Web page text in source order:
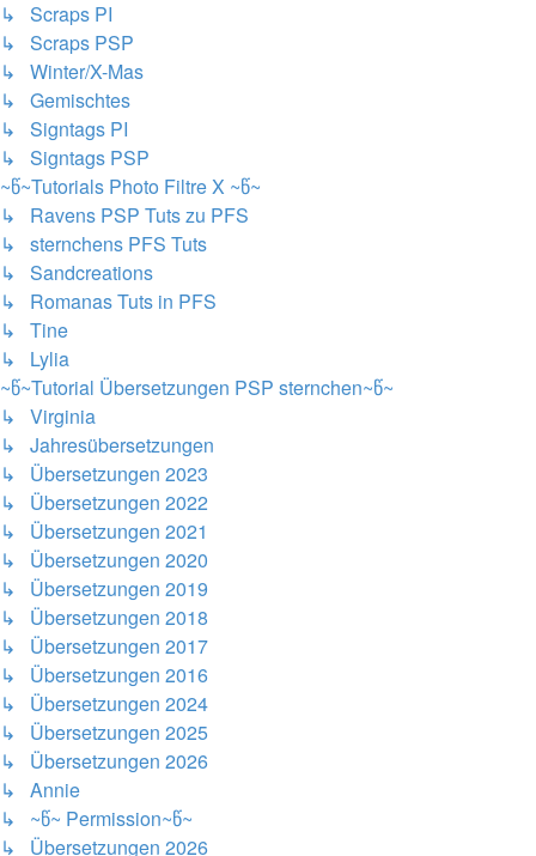
↳ Scraps PI
↳ Scraps PSP
↳ Winter/X-Mas
↳ Gemischtes
↳ Signtags PI
↳ Signtags PSP
~წ~Tutorials Photo Filtre X ~წ~
↳ Ravens PSP Tuts zu PFS
↳ sternchens PFS Tuts
↳ Sandcreations
↳ Romanas Tuts in PFS
↳ Tine
↳ Lylia
~წ~Tutorial Übersetzungen PSP sternchen~წ~
↳ Virginia
↳ Jahresübersetzungen
↳ Übersetzungen 2023
↳ Übersetzungen 2022
↳ Übersetzungen 2021
↳ Übersetzungen 2020
↳ Übersetzungen 2019
↳ Übersetzungen 2018
↳ Übersetzungen 2017
↳ Übersetzungen 2016
↳ Übersetzungen 2024
↳ Übersetzungen 2025
↳ Übersetzungen 2026
↳ Annie
↳ ~წ~ Permission~წ~
↳ Übersetzungen 2026